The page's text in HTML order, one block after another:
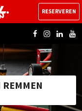
RESERVEREN
REMMEN